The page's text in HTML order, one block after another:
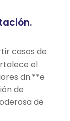
casos de
el
dn.**e
de
de